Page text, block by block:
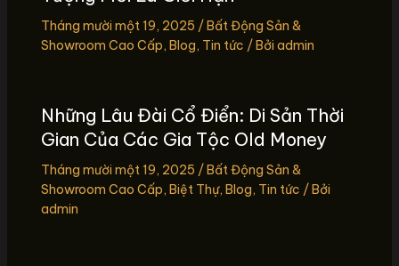
Tháng mười một 19, 2025 /Bất Động Sản &
Showroom Cao Cấp, Blog, Tin tức / Bởi admin
Những Lâu Đài Cổ Điển: Di Sản Thời
Gian Của Các Gia Tộc Old Money
Tháng mười một 19, 2025 /Bất Động Sản &
Showroom Cao Cấp, Biệt Thự, Blog, Tin tức / Bởi
admin